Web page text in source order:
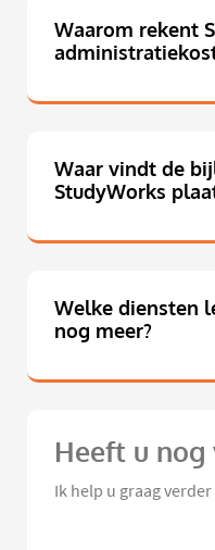
Waarom rekent
Waar vindt de
StudyWorks
Welke diensten
nog meer?
Heeft u nog
Ik help u graag verder